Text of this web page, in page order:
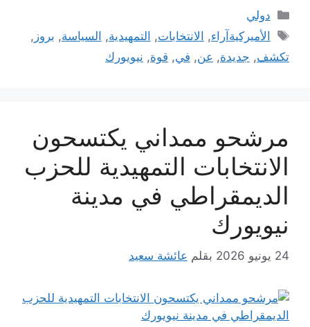
التصنيفات
دولي
الوسوم
الأميركيةآراء, الانتخابات, التمهيدية, السياسة, بروز ,
تكشف, جديدة, عن, في, قوة, نيويورك
مرشحو ممداني يكتسحون
الانتخابات التمهيدية للحزب
الديمقراطي في مدينة
نيويورك
24 يونيو 2026 بقلم عائشة سعيد